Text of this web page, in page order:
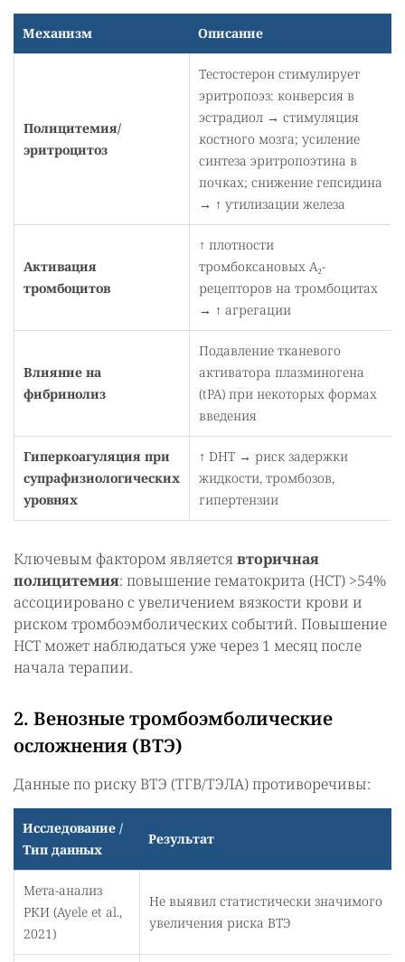
Механизм Описание
Полицитемия/
эритроцитоз
Тестостерон стимулирует
эритропоэз: конверсия в
эстрадиол → стимуляция
костного мозга; усиление
синтеза эритропоэтина в
почках; снижение гепсидина
→ ↑ утилизации железа
Активация
тромбоцитов
↑ плотности
тромбоксановых A₂-
рецепторов на тромбоцитах
→ ↑ агрегации
Влияние на
фибринолиз
Подавление тканевого
активатора плазминогена
(tPA) при некоторых формах
введения
Гиперкоагуляция при
супрафизиологических
уровнях
↑ DHT → риск задержки
жидкости, тромбозов,
гипертензии
Ключевым фактором являетсявторичная
полицитемия: повышение гематокрита (HCT) >54%
ассоциировано с увеличением вязкости крови и
риском тромбоэмболических событий. Повышение
HCT может наблюдаться уже через 1 месяц после
начала терапии.
2. Венозные тромбоэмболические
осложнения (ВТЭ)
Данные по риску ВТЭ (ТГВ/ТЭЛА) противоречивы:
Исследование /
Тип данных
Результат
Мета-анализ
РКИ (Ayele et al.,
2021)
Не выявил статистически значимого
увеличения риска ВТЭ